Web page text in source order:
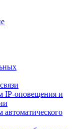
IP-оповещения и
автоматического